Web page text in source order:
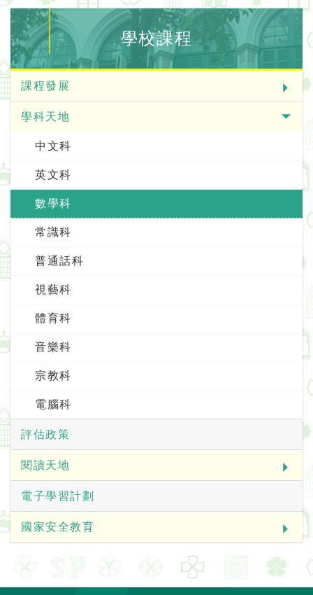
學校課程
課程發展
學科天地
中文科
英文科
數學科
常識科
普通話科
視藝科
體育科
音樂科
宗教科
電腦科
評估政策
閱讀天地
電子學習計劃
國家安全教育